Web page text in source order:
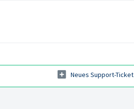
Neues Support-Ticket